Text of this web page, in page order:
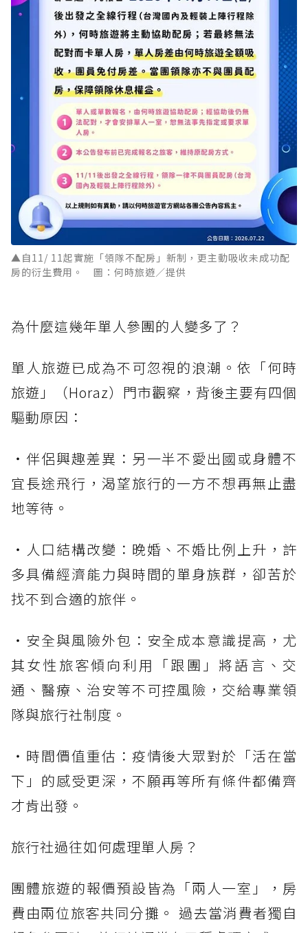
▲自11/ 11起實施「領隊不配房」新制，更主動吸收未成功配
房的衍生費用。 圖：何時旅遊／提供
為什麼這幾年單人參團的人變多了？
單人旅遊已成為不可忽視的浪潮。依「何時
旅遊」（Horaz）門市觀察，背後主要有四個
驅動原因：
・伴侶興趣差異：另一半不愛出國或身體不
宜長途飛行，渴望旅行的一方不想再無止盡
地等待。
・人口結構改變：晚婚、不婚比例上升，許
多具備經濟能力與時間的單身族群，卻苦於
找不到合適的旅伴。
・安全與風險外包：安全成本意識提高，尤
其女性旅客傾向利用「跟團」將語言、交
通、醫療、治安等不可控風險，交給專業領
隊與旅行社制度。
・時間價值重估：疫情後大眾對於「活在當
下」的感受更深，不願再等所有條件都備齊
才肯出發。
旅行社過往如何處理單人房？
團體旅遊的報價預設皆為「兩人一室」，房
費由兩位旅客共同分攤。 過去當消費者獨自